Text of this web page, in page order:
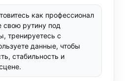
как профессионал
рутину под
тренируетесь с
данные, чтобы
стабильность и